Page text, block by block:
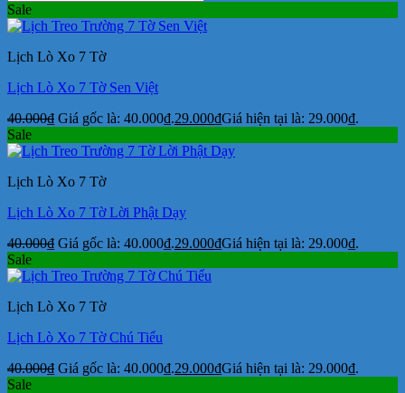
Sale
Lịch Lò Xo 7 Tờ
Lịch Lò Xo 7 Tờ Sen Việt
40.000₫ Giá gốc là: 40.000₫.29.000₫Giá hiện tại là: 29.000₫.
Sale
Lịch Lò Xo 7 Tờ
Lịch Lò Xo 7 Tờ Lời Phật Dạy
40.000₫ Giá gốc là: 40.000₫.29.000₫Giá hiện tại là: 29.000₫.
Sale
Lịch Lò Xo 7 Tờ
Lịch Lò Xo 7 Tờ Chú Tiểu
40.000₫ Giá gốc là: 40.000₫.29.000₫Giá hiện tại là: 29.000₫.
Sale